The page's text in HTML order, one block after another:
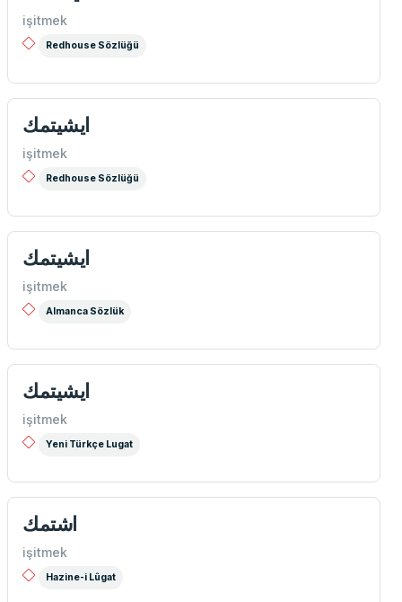
işitmek
Redhouse Sözlüğü
ايشيتمك
işitmek
Redhouse Sözlüğü
ايشيتمك
işitmek
Almanca Sözlük
ايشيتمك
işitmek
Yeni Türkçe Lugat
اشتمك
işitmek
Hazine-i Lûgat